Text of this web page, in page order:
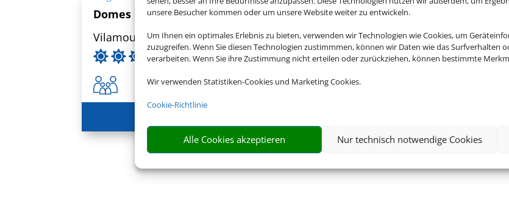
unsere Besucher kommen oder um unsere Website weiter zu entwickeln.
Um Ihnen ein optimales Erlebnis zu bieten, verwenden wir Technologien wie Cookies, um
zuzugreifen. Wenn Sie diesen Technologien zustimmmen, können wir Daten wie das Surfverhalten
verarbeiten. Wenn Sie ihre Zustimmung nicht erteilen oder zurückziehen, können bestimmte
Wir verwenden Statistiken-Cookies und Marketing Cookies.
Cookie-Richtlinie
Alle Cookies akzeptieren Nur technisch notwendige Cookies
Domes Lake Algarve
Vilamoura, Algarve
Quinta dos Poetas
Olhão, Algarve